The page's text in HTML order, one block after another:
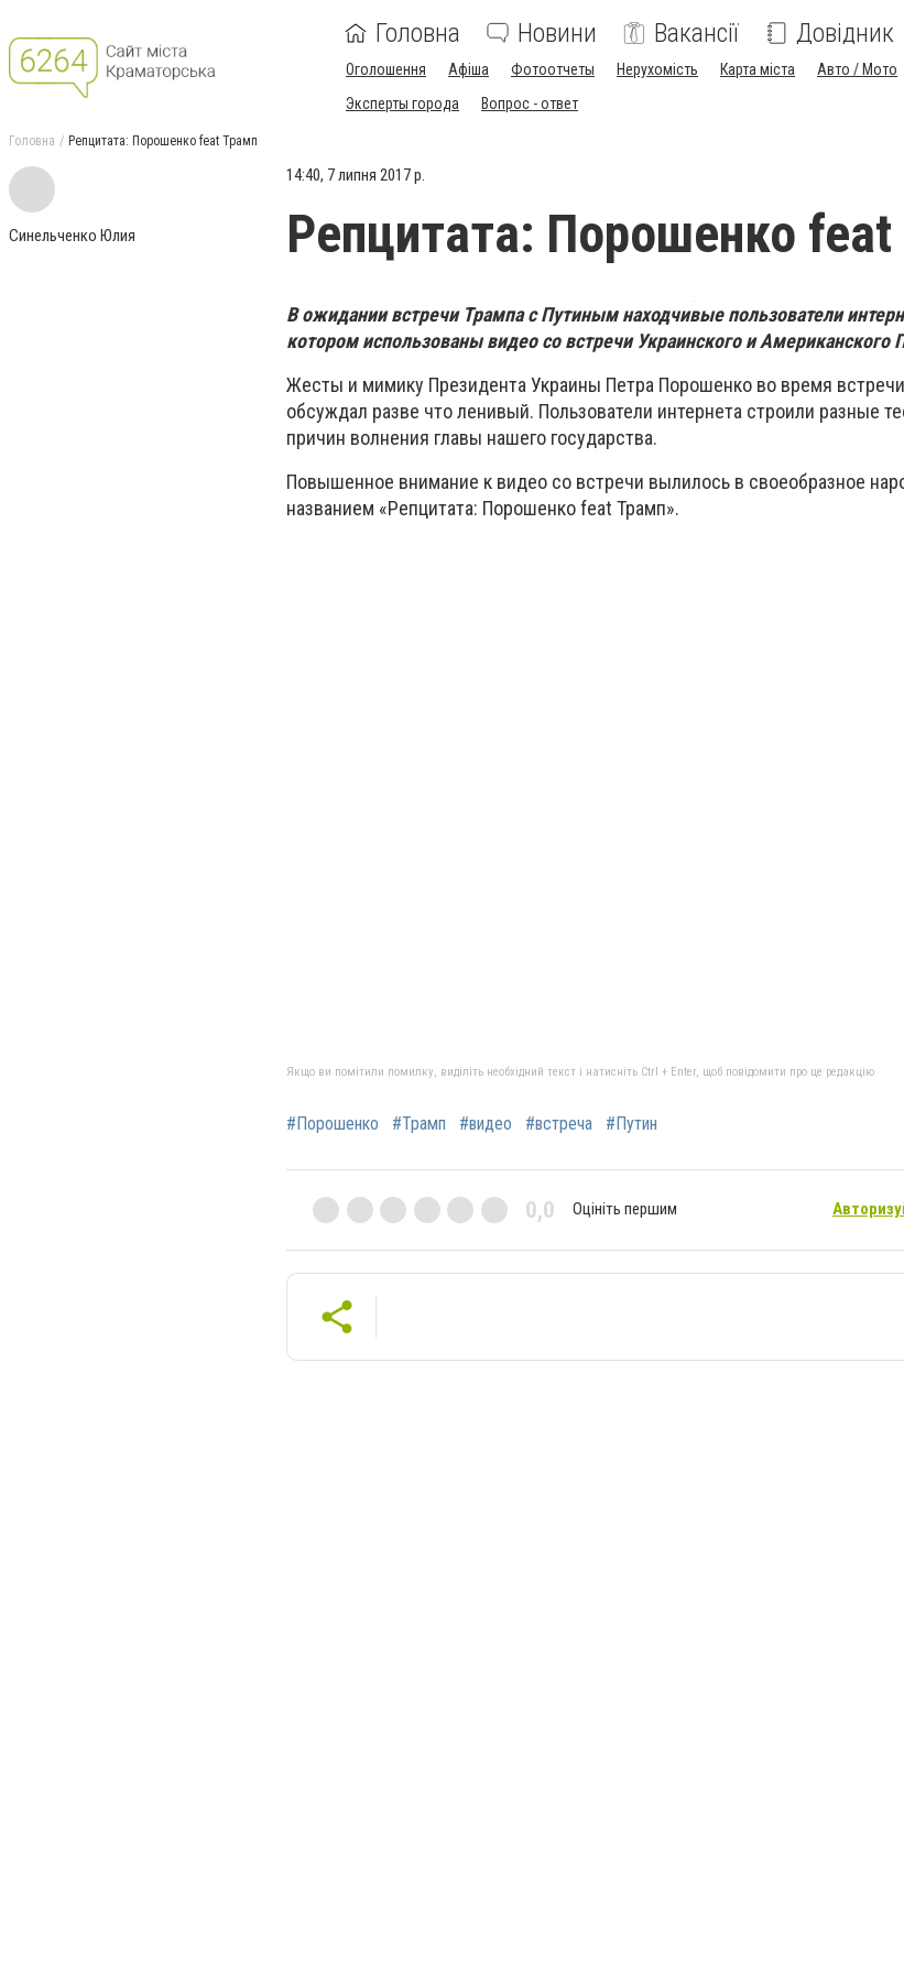
Головна Новини Вакансії Довідник
Оголошення Афіша Фотоотчеты Нерухомість Карта міста Авто / Мото
Эксперты города
Вопрос - ответ
Головна Репцитата: Порошенко feat Трамп
Синельченко Юлия
14:40, 7 липня 2017 р.
Репцитата: Порошенко
В ожидании встречи Трампа с Путиным находчивые пользователи
котором использованы видео со встречи Украинского и Американского
Жесты и мимику Президента Украины Петра Порошенко во время
обсуждал разве что ленивый. Пользователи интернета строили разные
причин волнения главы нашего государства.
Повышенное внимание к видео со встречи вылилось в своеобразное
названием «Репцитата: Порошенко feat Трамп».
Якщо ви помітили помилку, виділіть необхідний текст і натисніть Ctrl + Enter, щоб повідомити про це редакцію
#Порошенко #Трамп #видео #встреча #Путин
0,0 Оцініть першим